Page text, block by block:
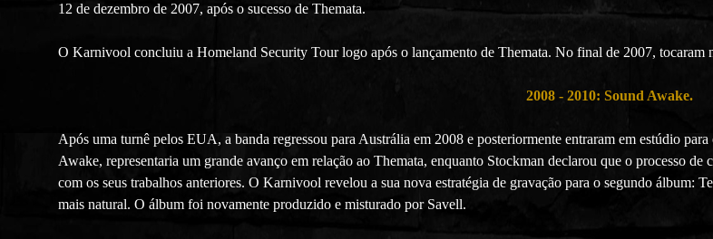
12 de dezembro de 2007, após o sucesso de Themata.
O Karnivool concluiu a Homeland Security Tour logo após o lançamento de Themata. No final de 2007, tocaram
2008 - 2010: Sound Awake.
Após uma turnê pelos EUA, a banda regressou para Austrália em 2008 e posteriormente entraram em estúdio
Awake, representaria um grande avanço em relação ao Themata, enquanto Stockman declarou que o processo
com os seus trabalhos anteriores. O Karnivool revelou a sua nova estratégia de gravação para o segundo álbum:
mais natural. O álbum foi novamente produzido e misturado por Savell.